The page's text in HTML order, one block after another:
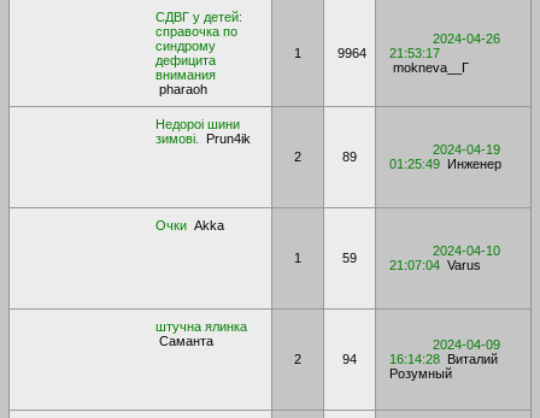
СДВГ у детей:
справочка по
синдрому
дефицита
внимания
pharaoh
1 9964
2024-04-26
21:53:17
mokneva__Г
Недороі шини
зимові.
Prun4ik
2
89
2024-04-19
01:25:49
Инженер
Очки Akka
1 59
2024-04-10
21:07:04 Varus
штучна ялинка
Саманта
2
94
2024-04-09
16:14:28
Виталий
Розумный